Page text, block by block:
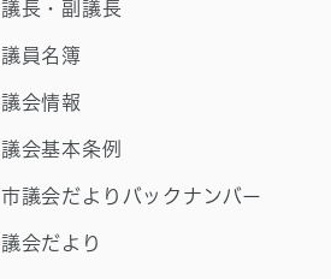
議長・副議長
議員名簿
議会情報
議会基本条例
市議会だよりバックナンバー
議会だより